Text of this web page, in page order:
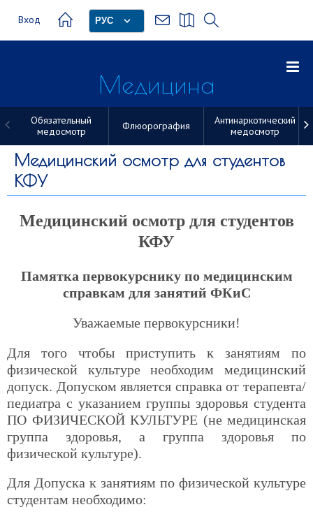
Вход РУС
Медицина
Медицина
Обязательный
медосмотр
Флюорография
Антинаркотический
медосмотр
Медицинский осмотр для студентов
КФУ
Медицинский осмотр для студентов
КФУ
Памятка первокурснику по медицинским
справкам для занятий ФКиС
Уважаемые первокурсники!
Для того чтобы приступить к занятиям по
физической культуре необходим медицинский
допуск. Допуском является справка от терапевта/
педиатра с указанием группы здоровья студента
ПО ФИЗИЧЕСКОЙ КУЛЬТУРЕ (не медицинская
группа здоровья, а группа здоровья по
физической культуре).
Для Допуска к занятиям по физической культуре
студентам необходимо: